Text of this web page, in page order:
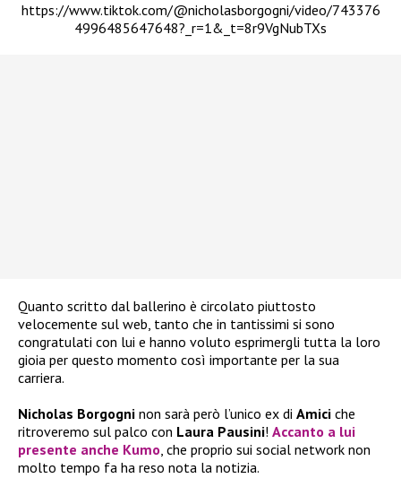
https://www.tiktok.com/@nicholasborgogni/video/743376
4996485647648?_r=1&_t=8r9VgNubTXs
Quanto scritto dal ballerino è circolato piuttosto
velocemente sul web, tanto che in tantissimi si sono
congratulati con lui e hanno voluto esprimergli tutta la loro
gioia per questo momento così importante per la sua
carriera.
Nicholas Borgogni non sarà però l’unico ex di Amici che
ritroveremo sul palco con Laura Pausini! Accanto a lui
presente anche Kumo, che proprio sui social network non
molto tempo fa ha reso nota la notizia.